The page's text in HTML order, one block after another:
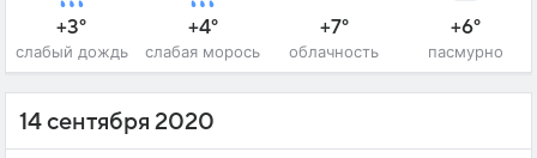
+3°
слабый дождь
+4°
слабая морось
+7°
облачность
+6°
пасмурно
14 сентября 2020